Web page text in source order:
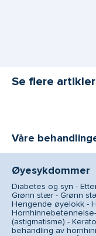
Se flere artikler
Våre
Øyesykdommer
Diabetes og syn -
Grønn stær - Grønn
Hengende øyelokk -
(astigmatisme) -
behandling av